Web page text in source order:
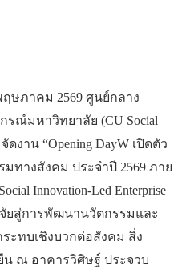
ฤษภาคม 2569 ศูนย์กลาง
ณ์มหาวิทยาลัย (CU Social
ดงาน “Opening DayW เปิดตัว
ทางสังคม ประจำปี 2569 ภาย
Innovation-Led Enterprise
ยสู่การพัฒนานวัตกรรมและ
ะทบเชิงบวกต่อสังคม สิ่ง
น ณ อาคารวิศิษฐ์ ประจวบ